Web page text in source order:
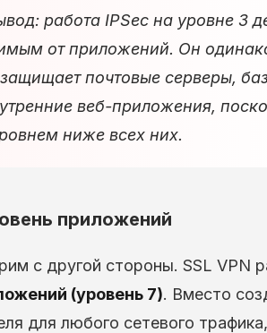
работа IPSec на уровне 3
от приложений. Он
почтовые серверы,
веб-приложения,
ниже всех них.
приложений
с другой стороны. SSL VPN
(уровень 7). Вместо
для любого сетевого